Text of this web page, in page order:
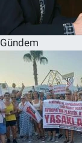
Gündem